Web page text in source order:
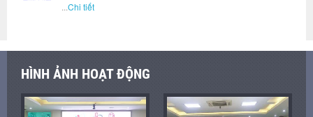
Chi tiết
HÌNH ẢNH HOẠT ĐỘNG